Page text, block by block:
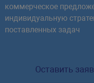
коммерческое
индивидуальную
поставленных задач
Оставить